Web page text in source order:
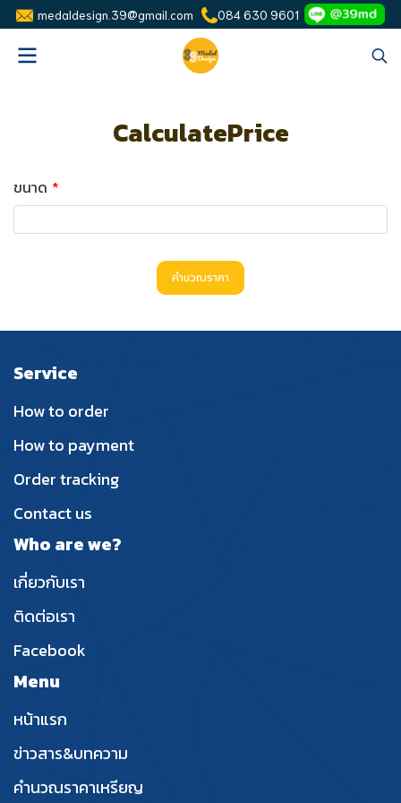
medaldesign.39@gmail.com 084 630 9601
CalculatePrice
ขนาด
คำนวณราคา
Service
How to order
How to payment
Order tracking
Contact us
Who are we?
เกี่ยวกับเรา
ติดต่อเรา
Facebook
Menu
หน้าแรก
ข่าวสาร&บทความ
คำนวณราคาเหรียญ